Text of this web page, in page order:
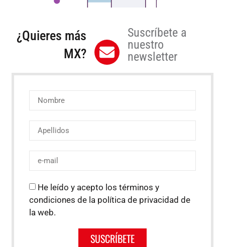
¿Quieres más
MX?
Suscríbete a
nuestro
newsletter
He leído y acepto los términos y
condiciones de la política de privacidad de
la web.
SUSCRÍBETE